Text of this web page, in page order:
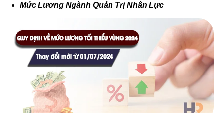
Mức Lương Ngành Quản Trị Nhân Lực